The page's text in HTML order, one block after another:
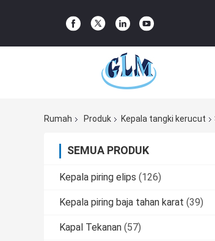
Rumah Produk Kepala tangki kerucut
SEMUA PRODUK
Kepala piring elips (126)
Kepala piring baja tahan karat (39)
Kapal Tekanan (57)